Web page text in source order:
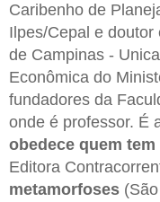
Caribenho de
Ilpes/Cepal e
de Campinas -
Econômica do
fundadores da
onde é professor. É
obedece quem
Editora
metamorfoses